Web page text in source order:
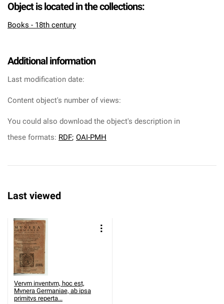
Object is located in the collections:
Books - 18th century
Additional information
Last modification date:
Content object's number of views:
You could also download the object's description in
these formats: RDF; OAI-PMH
Last viewed
Vervm inventvm, hoc est,
Mvnera Germaniae, ab ipsa
primitvs reperta...